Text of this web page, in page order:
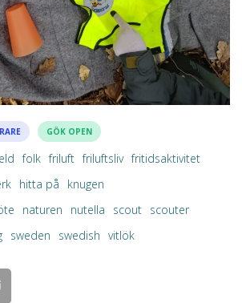
GÖK OPEN
eld folk friluft friluftsliv fritidsaktivitet
hitta på
knugen
naturen nutella scout scouter
sweden swedish vitlök